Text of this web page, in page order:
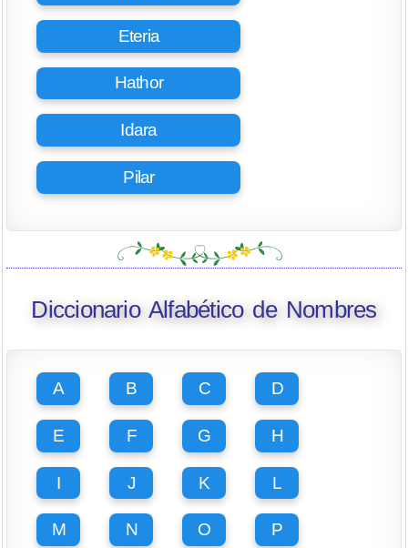
Eteria
Hathor
Idara
Pilar
Diccionario Alfabético de Nombres
A B C D
E F G H
I J K L
M N O P